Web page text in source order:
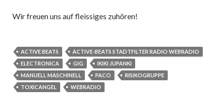
Wir freuen uns auf fleissiges zuhören!
ACTIVE BEATS
ACTIVE-BEATS STADTFILTER RADIO WEBRADIO
ELECTRONICA
GIG
IKIKI JUPANKI
MANUELL MASCHINELL
PACO
RISIKOGRUPPE
TOXICANGEL
WEBRADIO